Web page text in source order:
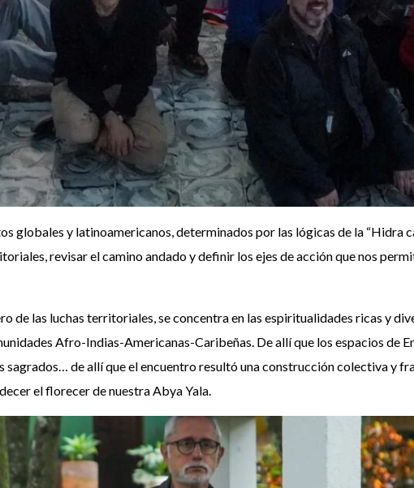
globales y latinoamericanos, determinados por las lógicas de la “Hidra
revisar el camino andado y definir los ejes de acción que nos
de las luchas territoriales, se concentra en las espiritualidades ricas y
Afro-Indias-Americanas-Caribeñas. De allí que los espacios de
de allí que el encuentro resultó una construcción colectiva y
el florecer de nuestra Abya Yala.